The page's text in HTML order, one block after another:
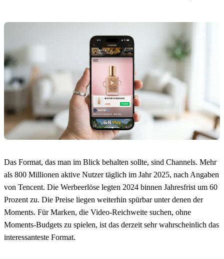
Das Format, das man im Blick behalten sollte, sind Channels. Mehr
als 800 Millionen aktive Nutzer täglich im Jahr 2025, nach Angaben
von Tencent. Die Werbeerlöse legten 2024 binnen Jahresfrist um 60
Prozent zu. Die Preise liegen weiterhin spürbar unter denen der
Moments. Für Marken, die Video-Reichweite suchen, ohne
Moments-Budgets zu spielen, ist das derzeit sehr wahrscheinlich das
interessanteste Format.